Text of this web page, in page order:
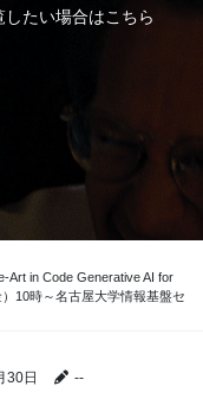
たい場合はこちら
Art in Code Generative AI for
10時～名古屋大学情報基盤セ
30日 --